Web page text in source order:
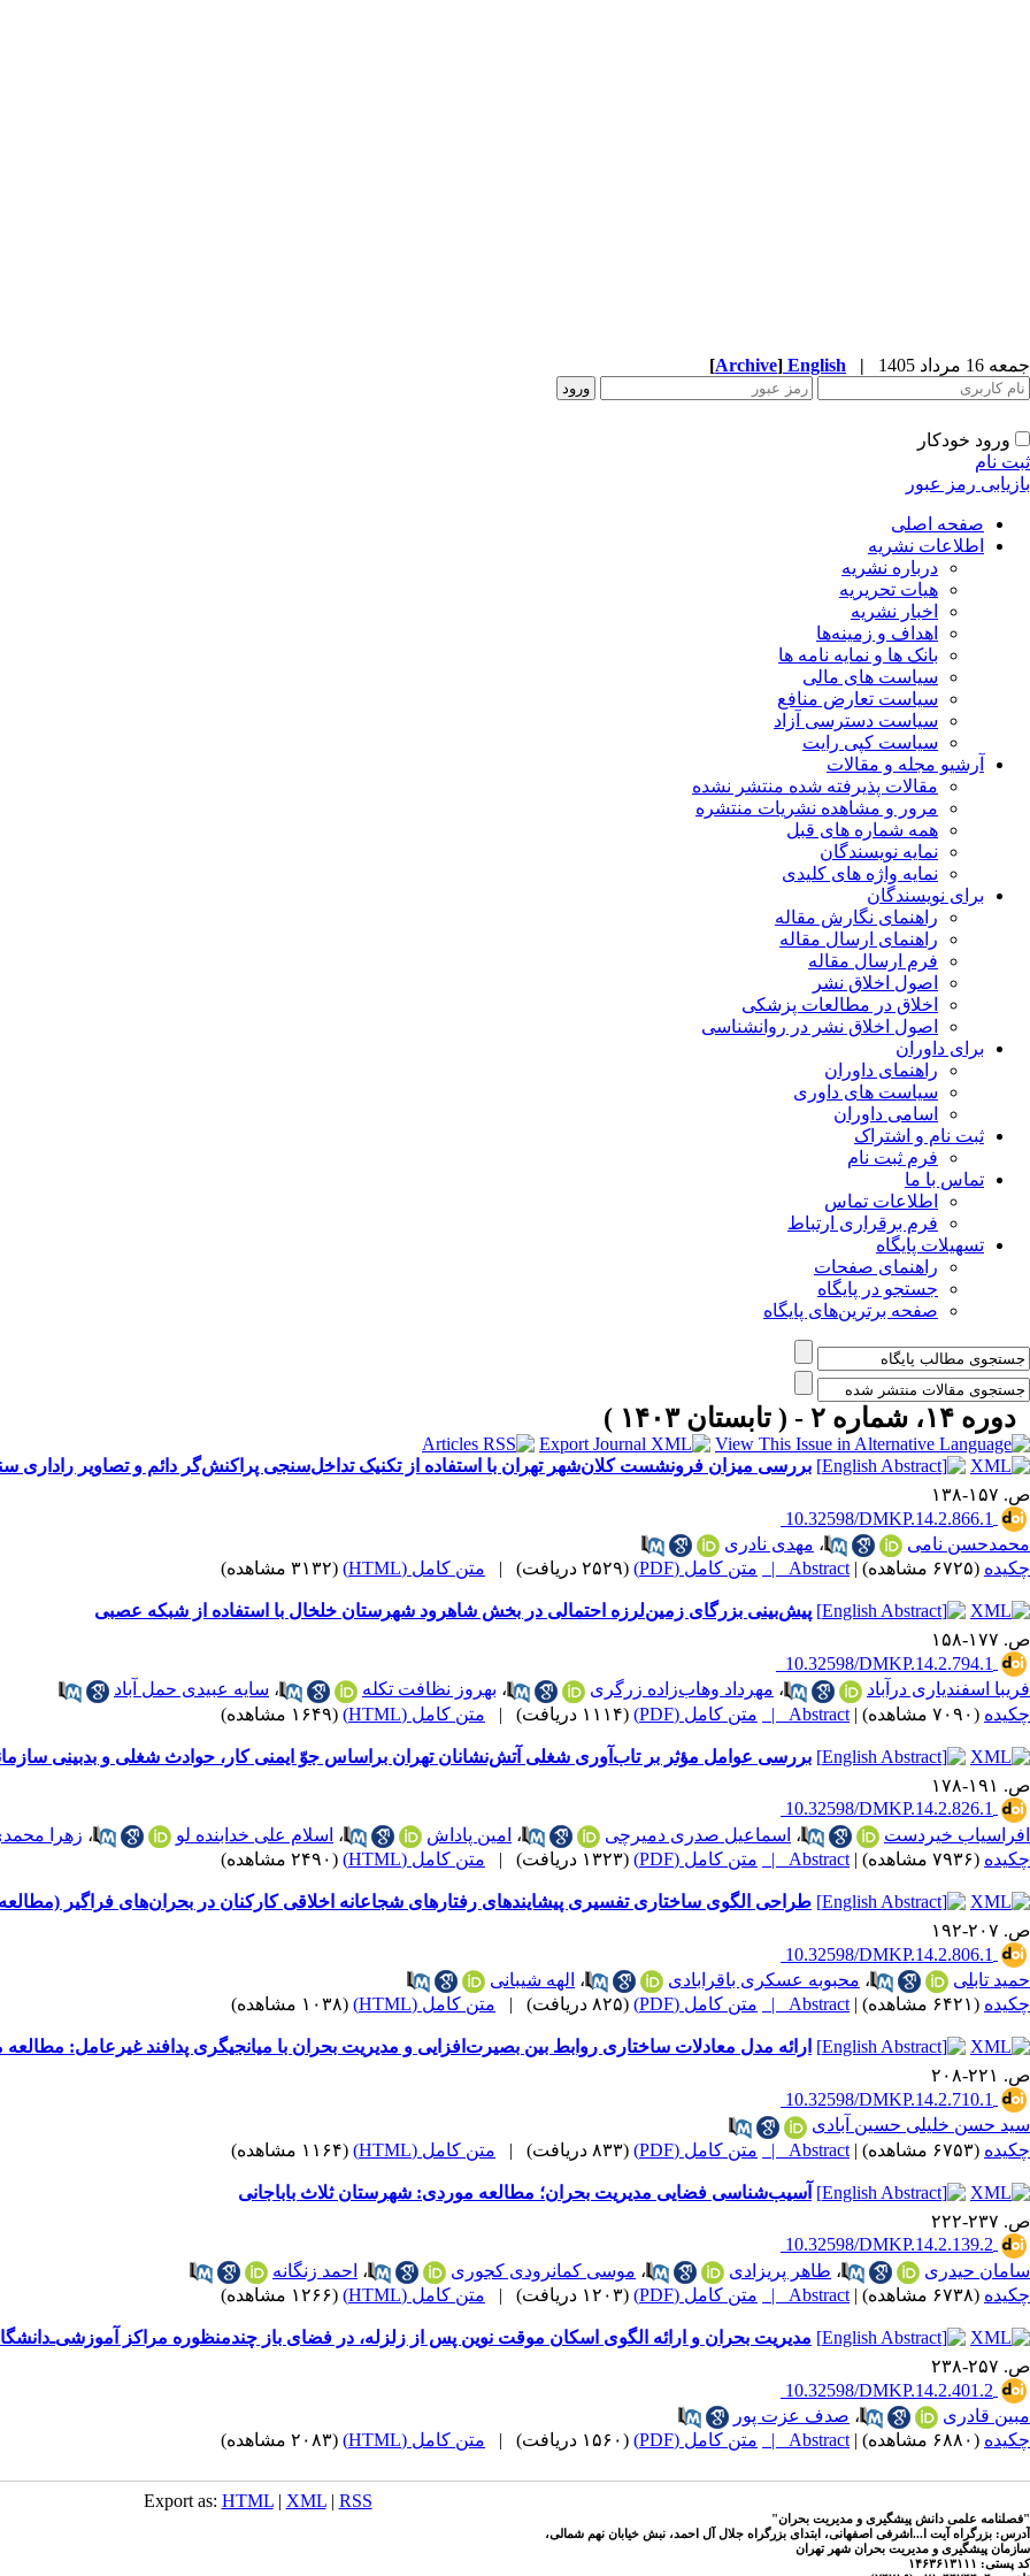
جمعه 16 مرداد 1405 |
English
[Archive]
ورود خودکار
ثبت نام
بازیابی رمز عبور
صفحه اصلی
اطلاعات نشریه
درباره نشریه
هیات تحریریه
اخبار نشریه
اهداف و زمینه‌ها
بانک ها و نمایه نامه ها
سیاست های مالی
سیاست تعارض منافع
سیاست دسترسی آزاد
سیاست کپی رایت
آرشیو مجله و مقالات
مقالات پذیرفته شده منتشر نشده
مرور و مشاهده نشریات منتشره
همه شماره های قبل
نمایه نویسندگان
نمایه واژه های کلیدی
برای نویسندگان
راهنمای نگارش مقاله
راهنمای ارسال مقاله
فرم ارسال مقاله
اصول اخلاق نشر
اخلاق در مطالعات پزشکی
اصول اخلاق نشر در روانشناسی
برای داوران
راهنمای داوران
سیاست های داوری
اسامی داوران
ثبت نام و اشتراک
فرم ثبت نام
تماس با ما
اطلاعات تماس
فرم برقراری ارتباط
تسهیلات پایگاه
راهنمای صفحات
جستجو در پایگاه
صفحه برترین‌های پایگاه
دوره ۱۴، شماره ۲ - ( تابستان ۱۴۰۳ )
بررسی میزان فرونشست کلان‌شهر تهران با استفاده از تکنیک تداخل‌سنجی پراکنش‌گر دائم و تصاویر راداری
ص. ۱۵۷-۱۳۸
‎ 10.32598/DMKP.14.2.866.1
محمدحسن نامی
، مهدی نادری
چکیده (۶۷۲۵ مشاهده) |
Abstract | متن کامل (PDF) (۲۵۲۹ دریافت) | متن کامل (HTML) (۳۱۳۲ مشاهده)
پیش‌بینی بزرگای زمین‌لرزه احتمالی در بخش شاهرود شهرستان خلخال با استفاده از شبکه عصبی
ص. ۱۷۷-۱۵۸
‎ ‎ 10.32598/DMKP.14.2.794.1
فریبا اسفندیاری درآباد
، مهرداد وهاب‌زاده زرگری ، بهروز نظافت تکله ، سایه عبیدی حمل آباد
چکیده (۷۰۹۰ مشاهده) |
Abstract | متن کامل (PDF) (۱۱۱۴ دریافت) | متن کامل (HTML) (۱۶۴۹ مشاهده)
بررسی عوامل مؤثر بر تاب‌آوری شغلی آتش‌نشانان تهران براساس جوّ ایمنی کار، حوادث شغلی و بدبینی
ص. ۱۹۱-۱۷۸
‎ 10.32598/DMKP.14.2.826.1
افراسیاب خیردست
، اسماعیل صدری دمیرچی ، امین پاداش ، اسلام علی خدابنده لو ، زهرا
چکیده (۷۹۳۶ مشاهده) |
Abstract | متن کامل (PDF) (۱۳۲۳ دریافت) | متن کامل (HTML) (۲۴۹۰ مشاهده)
طراحی الگوی ساختاری تفسیری پیشایندهای رفتارهای شجاعانه اخلاقی کارکنان در بحران‌های فراگیر
ص. ۲۰۷-۱۹۲
‎ 10.32598/DMKP.14.2.806.1
حمید تابلی
، محبوبه عسکری باقرابادی ، الهه شیبانی
چکیده (۶۴۲۱ مشاهده) |
Abstract | متن کامل (PDF) (۸۲۵ دریافت) | متن کامل (HTML) (۱۰۳۸ مشاهده)
ارائه مدل معادلات ساختاری روابط بین بصیرت‌افزایی و مدیریت بحران با میانجیگری پدافند غیرعامل:
ص. ۲۲۱-۲۰۸
‎ 10.32598/DMKP.14.2.710.1
سید حسن خلیلی حسین آبادی
چکیده (۶۷۵۳ مشاهده) |
Abstract | متن کامل (PDF) (۸۳۳ دریافت) | متن کامل (HTML) (۱۱۶۴ مشاهده)
آسیب‌شناسی فضایی مدیریت بحران؛ مطالعه موردی: شهرستان ثلاث باباجانی
ص. ۲۳۷-۲۲۲
‎ ‎10.32598/DMKP.14.2.139.2
سامان حیدری
، طاهر پریزادی ، موسی ‌کمانرودی کجوری ، احمد زنگانه
چکیده (۶۷۳۸ مشاهده) |
Abstract | متن کامل (PDF) (۱۲۰۳ دریافت) | متن کامل (HTML) (۱۲۶۶ مشاهده)
مدیریت بحران و ارائه الگوی اسکان موقت نوین پس از زلزله، در فضای باز چندمنظوره مراکز
ص. ۲۵۷-۲۳۸
‎ 10.32598/DMKP.14.2.401.2
مبین قادری
، صدف عزت پور
چکیده (۶۸۸۰ مشاهده) |
Abstract | متن کامل (PDF) (۱۵۶۰ دریافت) | متن کامل (HTML) (۲۰۸۳ مشاهده)
Export as: HTML| XML| RSS
"فصلنامه علمی دانش پیشگیری و مدیریت بحران"
آدرس: بزرگراه آیت ا...اشرفی اصفهانی، ابتدای بزرگراه جلال آل احمد، نبش خیابان نهم شمالی،
سازمان پیشگیری و مدیریت بحران شهر تهران
کد پستی: ۱۴۶۳۶۱۳۱۱۱